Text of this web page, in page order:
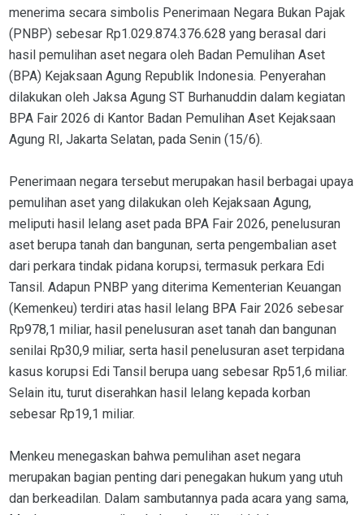
menerima secara simbolis Penerimaan Negara Bukan Pajak
(PNBP) sebesar Rp1.029.874.376.628 yang berasal dari
hasil pemulihan aset negara oleh Badan Pemulihan Aset
(BPA) Kejaksaan Agung Republik Indonesia. Penyerahan
dilakukan oleh Jaksa Agung ST Burhanuddin dalam kegiatan
BPA Fair 2026 di Kantor Badan Pemulihan Aset Kejaksaan
Agung RI, Jakarta Selatan, pada Senin (15/6).
Penerimaan negara tersebut merupakan hasil berbagai upaya
pemulihan aset yang dilakukan oleh Kejaksaan Agung,
meliputi hasil lelang aset pada BPA Fair 2026, penelusuran
aset berupa tanah dan bangunan, serta pengembalian aset
dari perkara tindak pidana korupsi, termasuk perkara Edi
Tansil. Adapun PNBP yang diterima Kementerian Keuangan
(Kemenkeu) terdiri atas hasil lelang BPA Fair 2026 sebesar
Rp978,1 miliar, hasil penelusuran aset tanah dan bangunan
senilai Rp30,9 miliar, serta hasil penelusuran aset terpidana
kasus korupsi Edi Tansil berupa uang sebesar Rp51,6 miliar.
Selain itu, turut diserahkan hasil lelang kepada korban
sebesar Rp19,1 miliar.
Menkeu menegaskan bahwa pemulihan aset negara
merupakan bagian penting dari penegakan hukum yang utuh
dan berkeadilan. Dalam sambutannya pada acara yang sama,